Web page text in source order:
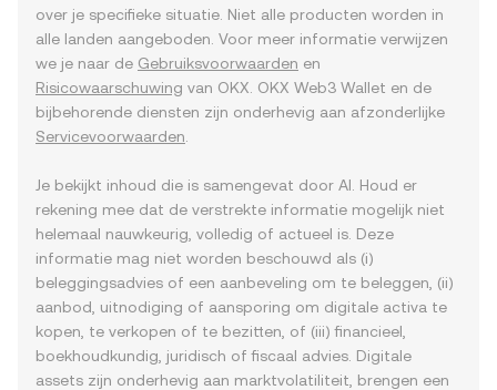
over je specifieke situatie. Niet alle producten worden in
alle landen aangeboden. Voor meer informatie verwijzen
we je naar de Gebruiksvoorwaarden en
Risicowaarschuwing van OKX. OKX Web3 Wallet en de
bijbehorende diensten zijn onderhevig aan afzonderlijke
Servicevoorwaarden
Je bekijkt inhoud die is samengevat door AI. Houd er
rekening mee dat de verstrekte informatie mogelijk niet
helemaal nauwkeurig, volledig of actueel is. Deze
informatie mag niet worden beschouwd als (i)
beleggingsadvies of een aanbeveling om te beleggen, (ii)
aanbod, uitnodiging of aansporing om digitale activa te
kopen, te verkopen of te bezitten, of (iii) financieel,
boekhoudkundig, juridisch of fiscaal advies. Digitale
assets zijn onderhevig aan marktvolatiliteit, brengen een